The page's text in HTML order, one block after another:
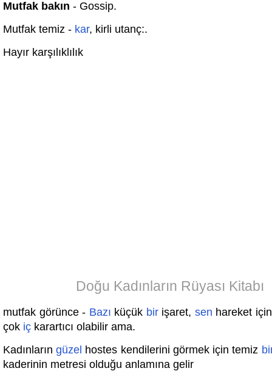
Mutfak bakın - Gossip.
Mutfak temiz - kar, kirli utanç:.
Hayır karşılıklılık
Doğu Kadınların Rüyası Kitabı
mutfak görünce - Bazı küçük birişaret, sen hareket
çok iç karartıcı olabilir ama.
Kadınlarıngüzel hostes kendilerini görmek için temiz
kaderinin metresi olduğu anlamına gelir